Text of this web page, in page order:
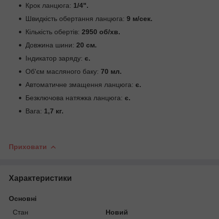
Крок ланцюга: 1/4".
Швидкість обертання ланцюга: 9 м/сек.
Кількість обертів: 2950 об/хв.
Довжина шини: 20 см.
Індикатор заряду: є.
Об'єм масляного баку: 70 мл.
Автоматичне змащення ланцюга: є.
Безключова натяжка ланцюга: є.
Вага: 1,7 кг.
Приховати
Характеристики
Основні
Стан
Новий